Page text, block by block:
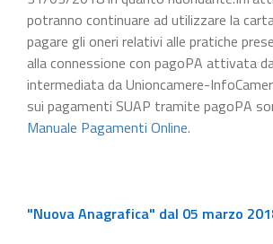
potranno continuare ad utilizzare la
pagare gli oneri relativi alle pratiche
alla connessione con pagoPA attivata
intermediata da Unioncamere-
sui pagamenti SUAP tramite pagoPA
Manuale Pagamenti Online.
"Nuova Anagrafica" dal 05 marzo